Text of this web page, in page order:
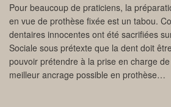
Pour beaucoup de praticiens, la
en vue de prothèse fixée est un tabou.
dentaires innocentes ont été sacrifiées
Sociale sous prétexte que la dent doit
pouvoir prétendre à la prise en charge
meilleur ancrage possible en prothèse…